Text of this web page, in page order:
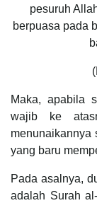
pesuruh
berpuasa pada
Maka, apabila
wajib ke
menunaikannya
yang baru
Pada asalnya,
adalah Surah